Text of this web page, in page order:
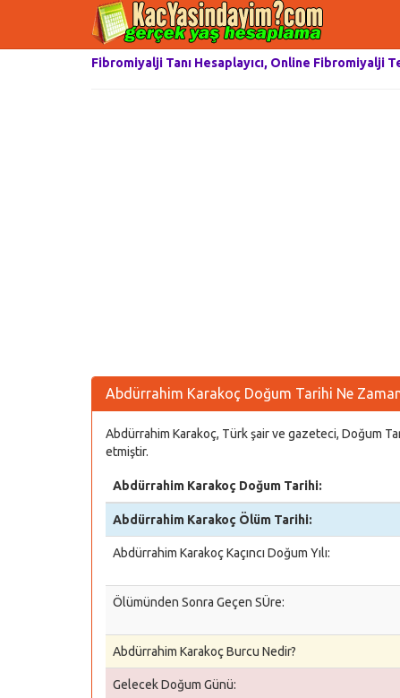
Fibromiyalji Tanı Hesaplayıcı, Online Fibromiyalji
Abdürrahim Karakoç Doğum Tarihi Ne
Abdürrahim Karakoç, Türk şair ve gazeteci, Doğum
etmiştir.
Abdürrahim Karakoç Doğum Tarihi:
Abdürrahim Karakoç Ölüm Tarihi:
Abdürrahim Karakoç Kaçıncı Doğum Yılı:
Ölümünden Sonra Geçen SÜre:
Abdürrahim Karakoç Burcu Nedir?
Gelecek Doğum Günü: